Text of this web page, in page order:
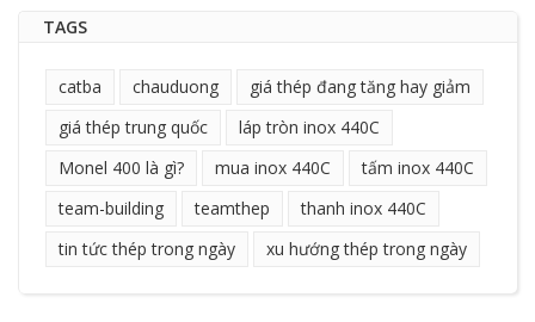
TAGS
catba chauduong
giá thép đang tăng hay giảm
giá thép trung quốc
láp tròn inox 440C
Monel 400 là gì?
mua inox 440C
tấm inox 440C
team-building
teamthep
thanh inox 440C
tin tức thép trong ngày
xu hướng thép trong ngày